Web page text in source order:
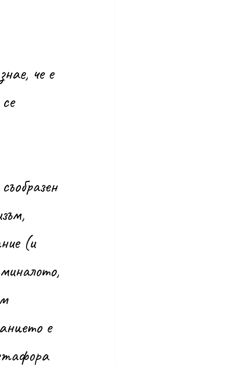
(и
е